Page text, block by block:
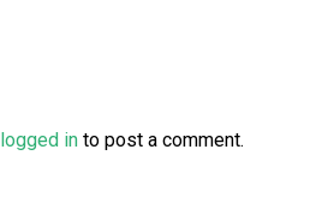
logged in to post a comment.